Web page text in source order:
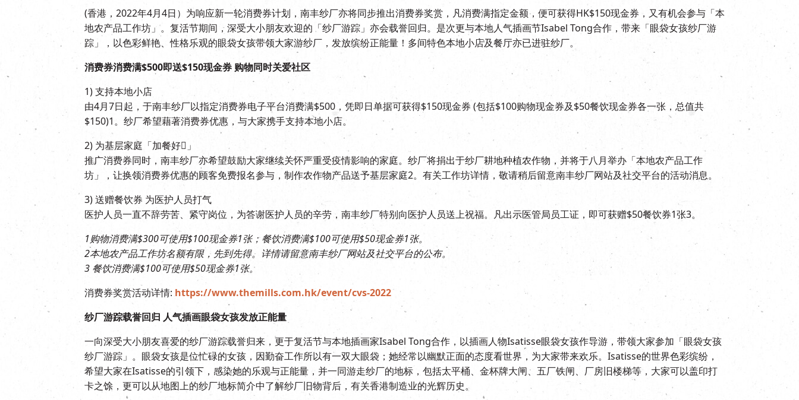
(香港，2022年4月4日）为响应新一轮消费券计划，南丰纱厂亦将同步推出消费券奖赏，凡消费满指定金额，便可获得HK$150现金券，又有机会参与「本
地农产品工作坊」。复活节期间，深受大小朋友欢迎的「纱厂游踪」亦会载誉回归。是次更与本地人气插画节Isabel Tong合作，带来「眼袋女孩纱厂游
踪」，以色彩鲜艳、性格乐观的眼袋女孩带领大家游纱厂，发放缤纷正能量！多间特色本地小店及餐厅亦已进驻纱厂。
消费券消费满$500即送$150现金券 购物同时关爱社区
1) 支持本地小店
由4月7日起，于南丰纱厂以指定消费券电子平台消费满$500，凭即日单据可获得$150现金券 (包括$100购物现金券及$50餐饮现金券各一张，总值共
$150)1。纱厂希望藉著消费券优惠，与大家携手支持本地小店。
2) 为基层家庭「加餐好𩠌」
推广消费券同时，南丰纱厂亦希望鼓励大家继续关怀严重受疫情影响的家庭。纱厂将捐出于纱厂耕地种植农作物，并将于八月举办「本地农产品工作
坊」，让换领消费券优惠的顾客免费报名参与，制作农作物产品送予基层家庭2。有关工作坊详情，敬请稍后留意南丰纱厂网站及社交平台的活动消息。
3) 送赠餐饮券 为医护人员打气
医护人员一直不辞劳苦、紧守岗位，为答谢医护人员的辛劳，南丰纱厂特别向医护人员送上祝福。凡出示医管局员工证，即可获赠$50餐饮券1张3。
1购物消费满$300可使用$100现金券1张；餐饮消费满$100可使用$50现金券1张。
2本地农产品工作坊名额有限，先到先得。详情请留意南丰纱厂网站及社交平台的公布。
3 餐饮消费满$100可使用$50现金券1张。
消费券奖赏活动详情: https://www.themills.com.hk/event/cvs-2022
纱厂游踪载誉回归 人气插画眼袋女孩发放正能量
一向深受大小朋友喜爱的纱厂游踪载誉归来，更于复活节与本地插画家Isabel Tong合作，以插画人物Isatisse眼袋女孩作导游，带领大家参加「眼袋女孩
纱厂游踪」。眼袋女孩是位忙碌的女孩，因勤奋工作所以有一双大眼袋；她经常以幽默正面的态度看世界，为大家带来欢乐。Isatisse的世界色彩缤纷，
希望大家在Isatisse的引领下，感染她的乐观与正能量，并一同游走纱厂的地标，包括太平桶、金杯牌大闸、五厂铁闸、厂房旧楼梯等，大家可以盖印打
卡之馀，更可以从地图上的纱厂地标简介中了解纱厂旧物背后，有关香港制造业的光辉历史。